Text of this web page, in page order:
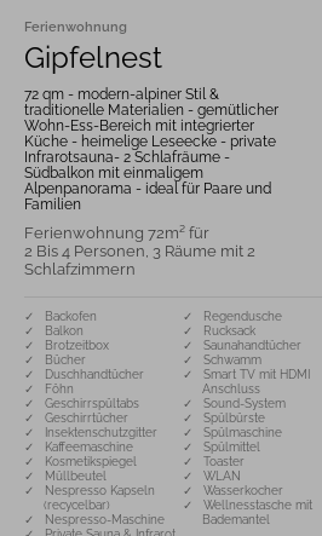
Ferienwohnung
Gipfelnest
72 qm - modern-alpiner Stil &
traditionelle Materialien - gemütlicher
Wohn-Ess-Bereich mit integrierter
Küche - heimelige Leseecke - private
Infrarotsauna- 2 Schlafräume -
Südbalkon mit einmaligem
Alpenpanorama - ideal für Paare und
Familien
Ferienwohnung 72m² für
2 Bis 4 Personen, 3 Räume mit 2
Schlafzimmern
✓ Backofen
✓ Balkon
✓ Brotzeitbox
✓ Bücher
✓ Duschhandtücher
✓ Föhn
✓ Geschirrspültabs
✓ Geschirrtücher
✓ Insektenschutzgitter
✓ Kaffeemaschine
✓ Kosmetikspiegel
✓ Müllbeutel
✓ Nespresso Kapseln
(recycelbar)
✓ Nespresso-Maschine
✓ Regendusche
✓ Rucksack
✓ Saunahandtücher
✓ Schwamm
✓ Smart TV mit HDMI
Anschluss
✓ Sound-System
✓ Spülbürste
✓ Spülmaschine
✓ Spülmittel
✓ Toaster
✓ WLAN
✓ Wasserkocher
✓ Wellnesstasche mit
Bademantel